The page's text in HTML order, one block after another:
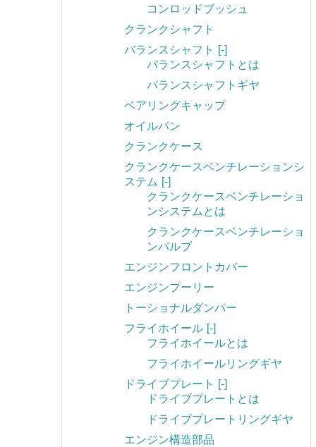
コンロッドブッシュ
クランクシャフト
バランスシャフト
[-]
バランスシャフトとは
バランスシャフトギヤ
ベアリングキャップ
オイルパン
クランクケース
クランクケースベンチレーションシ
ステム [-]
クランクケースベンチレーショ
ンシステムとは
クランクケースベンチレーショ
ンバルブ
エンジンフロントカバー
エンジンプーリー
トーショナルダンパー
フライホイール [-]
フライホイールとは
フライホイールリングギヤ
ドライブプレート
[-]
ドライブプレートとは
ドライブプレートリングギヤ
エンジン構造部品